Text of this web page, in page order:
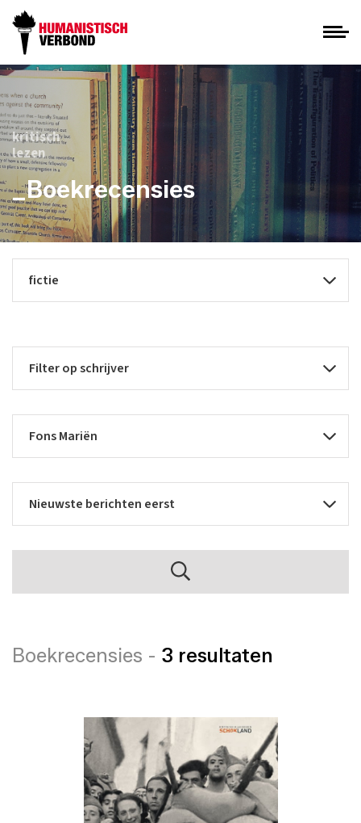
kritisch
lezen
_Boekrecensies
Boekrecensies - 3 resultaten